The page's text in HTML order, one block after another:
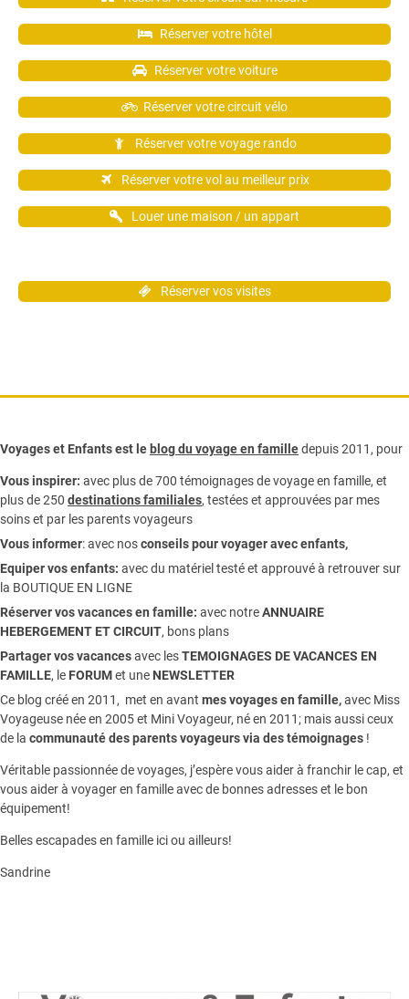
Réserver votre hôtel
Réserver votre voiture
Réserver votre circuit vélo
Réserver votre voyage rando
Réserver votre vol au meilleur prix
Louer une maison / un appart
Réserver vos visites
Voyages et Enfants est le blog du voyage en familledepuis 2011, pour
Vous inspirer: avec plus de 700 témoignages devoyage en famille, et
plus de 250 destinations familiales, testées et approuvées par mes
soins et par les parents voyageurs
Vous informer:avec nosconseils pour voyager avec enfants,
Equiper vos enfants: avec du matériel testé et approuvé à retrouver sur
la BOUTIQUE EN LIGNE
Réserver vos vacances en famille: avec notreANNUAIRE
HEBERGEMENT ET CIRCUIT, bons plans
Partager vos vacancesavec lesTEMOIGNAGES DE VACANCES EN
FAMILLE, le FORUMet une NEWSLETTER
Ce blog créé en 2011, met en avant mes voyages en famille,avec Miss
Voyageuse née en 2005 et Mini Voyageur, né en 2011; mais aussi ceux
de la communauté des parents voyageurs via des témoignages !
Véritable passionnée de voyages, j’espère vous aider à franchir le cap, et
vous aider à voyager en famille avec de bonnes adresses et le bon
équipement!
Belles escapades en famille ici ou ailleurs!
Sandrine